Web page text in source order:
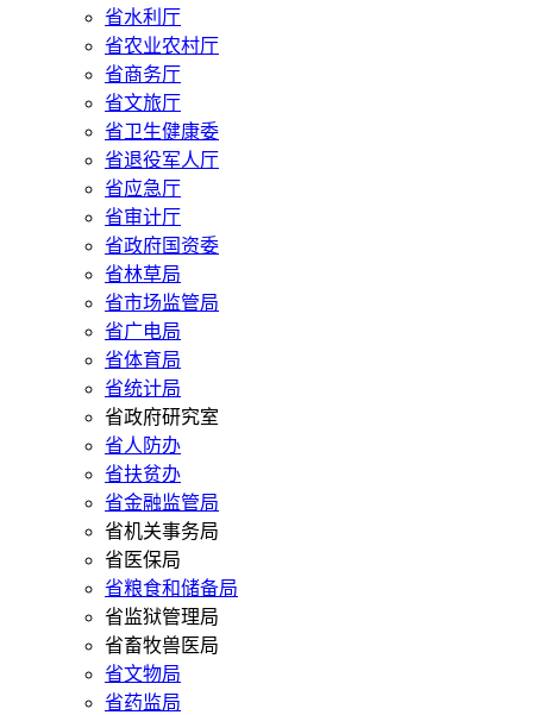
省水利厅
省农业农村厅
省商务厅
省文旅厅
省卫生健康委
省退役军人厅
省应急厅
省审计厅
省政府国资委
省林草局
省市场监管局
省广电局
省体育局
省统计局
省政府研究室
省人防办
省扶贫办
省金融监管局
省机关事务局
省医保局
省粮食和储备局
省监狱管理局
省畜牧兽医局
省文物局
省药监局